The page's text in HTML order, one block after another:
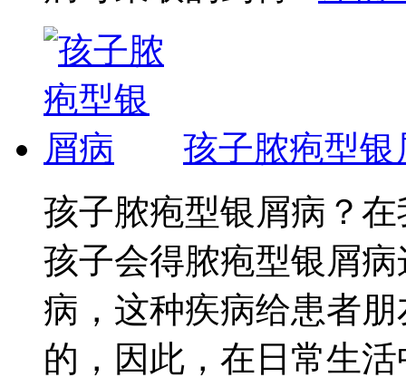
孩子脓疱型银
孩子脓疱型银屑病？
孩子会得脓疱型银屑
病，这种疾病给患者
的，因此，在日常生